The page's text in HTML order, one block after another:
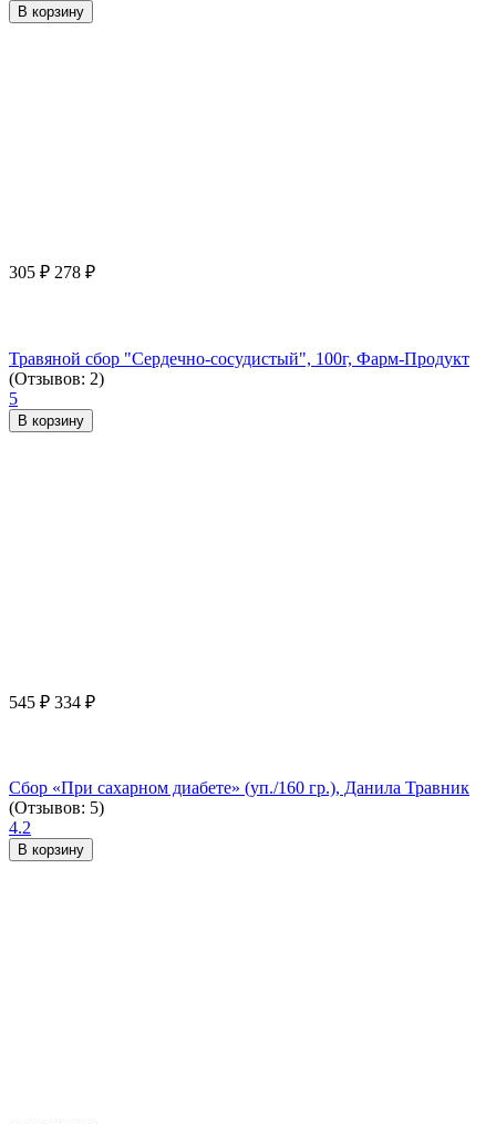
В корзину
305 ₽ 278 ₽
Травяной сбор "Сердечно-сосудистый", 100г, Фарм-Продукт
(Отзывов: 2)
5
В корзину
545 ₽ 334 ₽
Сбор «При сахарном диабете» (уп./160 гр.), Данила Травник
(Отзывов: 5)
4.2
В корзину